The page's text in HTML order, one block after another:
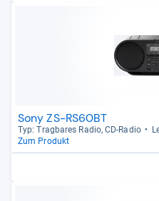
Sony ZS-RS60BT
Typ: Trag­ba­res Radio, CD-​Radio
Zum Produkt